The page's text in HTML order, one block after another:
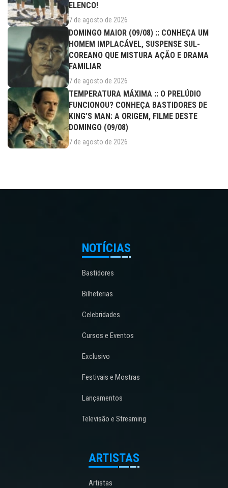
ELENCO!
7 de agosto de 2026
DOMINGO MAIOR (09/08) :: CONHEÇA UM
HOMEM IMPLACÁVEL, SUSPENSE SUL-
COREANO QUE MISTURA AÇÃO E DRAMA
FAMILIAR
7 de agosto de 2026
TEMPERATURA MÁXIMA :: O PRELÚDIO
FUNCIONOU? CONHEÇA BASTIDORES DE
KING’S MAN: A ORIGEM, FILME DESTE
DOMINGO (09/08)
7 de agosto de 2026
NOTÍCIAS
Bastidores
Bilheterias
Celebridades
Cursos e Eventos
Exclusivo
Festivais e Mostras
Lançamentos
Televisão e Streaming
ARTISTAS
Artistas